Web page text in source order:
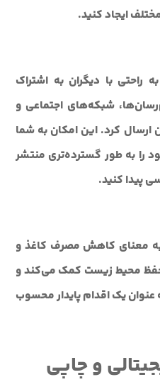
ایجاد کنید.
راحتی با دیگران به اشتراک
شبکه‌های اجتماعی و
ارسال کرد. این امکان به شما
را به طور گسترده‌تری منتشر
پیدا کنید.
به معنای کاهش مصرف کاغذ و
حفظ محیط زیست کمک می‌کند و
یک اقدام پایدار محسوب
و چاپی